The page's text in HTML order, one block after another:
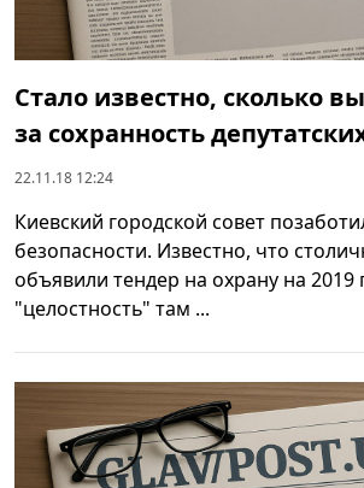
Стало известно, сколько
за сохранность
22.11.18 12:24
Киевский городской совет
безопасности. Известно, что
объявили тендер на охрану на 2019
"целостность" там ...